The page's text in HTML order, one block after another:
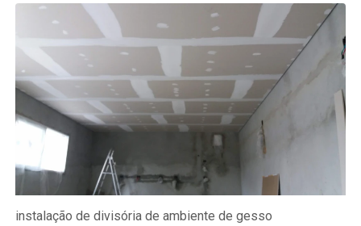
instalação de divisória de ambiente de gesso